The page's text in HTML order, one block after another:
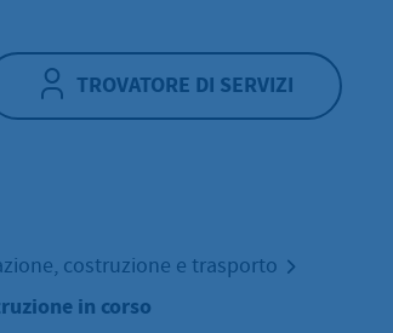
TROVATORE DI SERVIZI
costruzione e trasporto
in corso